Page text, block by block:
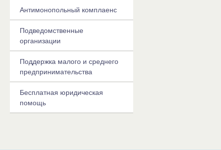
Антимонопольный комплаенс
Подведомственные
организации
Поддержка малого и среднего
предпринимательства
Бесплатная юридическая
помощь